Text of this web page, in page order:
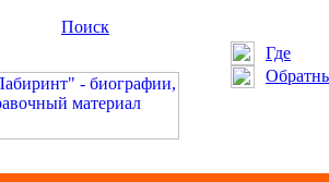
Поиск
Где